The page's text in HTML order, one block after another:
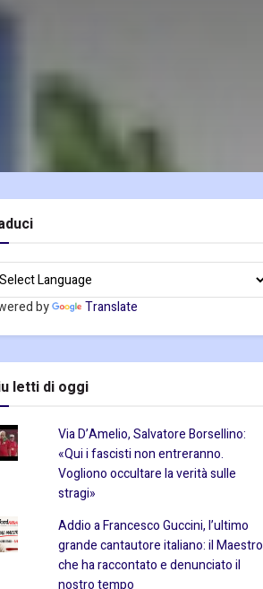
by Translate
letti di oggi
Via D’Amelio, Salvatore Borsellino:
«Qui i fascisti non entreranno.
Vogliono occultare la verità sulle
stragi»
Addio a Francesco Guccini, l’ultimo
grande cantautore italiano: il Maestro
che ha raccontato e denunciato il
nostro tempo